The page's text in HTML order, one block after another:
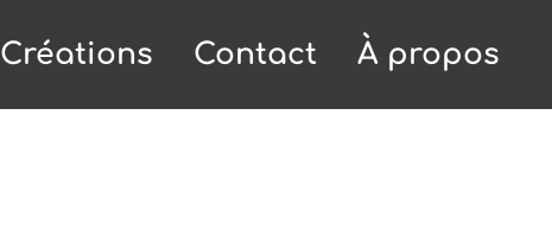
Créations Contact À propos